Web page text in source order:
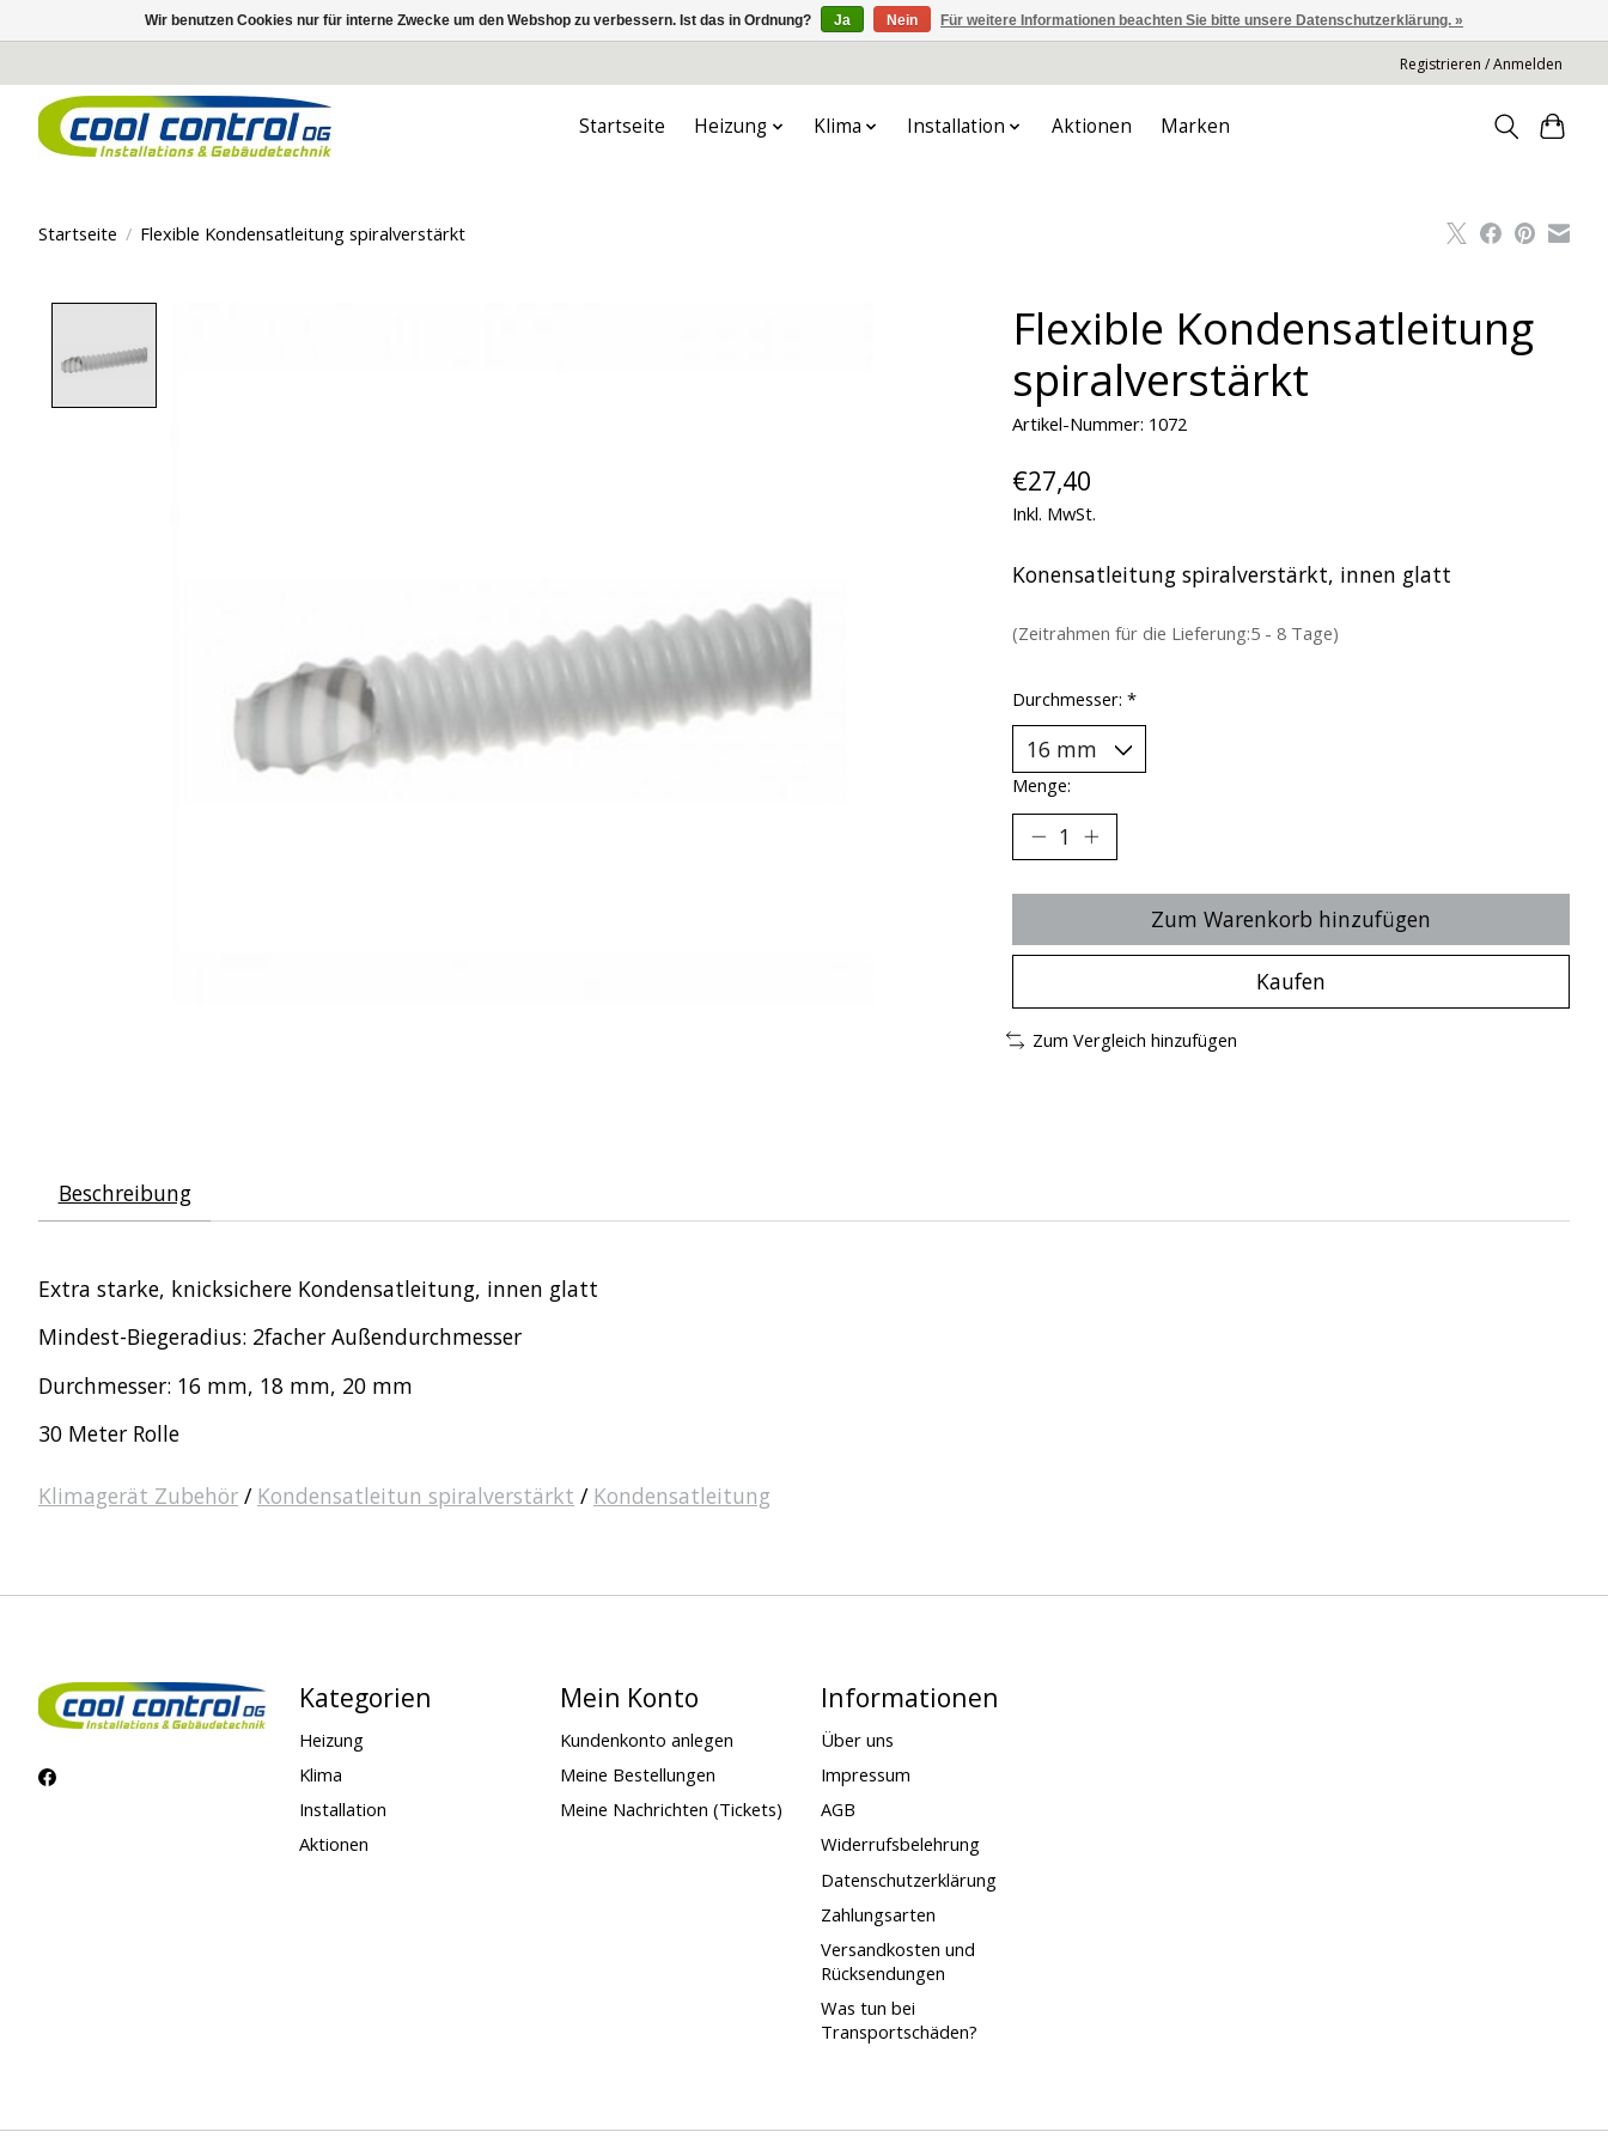
Registrieren / Anmelden
Startseite Heizung Klima Installation Aktionen Marken
Startseite / Flexible Kondensatleitung spiralverstärkt
Flexible Kondensatleitung
spiralverstärkt
Artikel-Nummer: 1072
€27,40
Inkl. MwSt.
Konensatleitung spiralverstärkt, innen glatt
(Zeitrahmen für die Lieferung:5 - 8 Tage)
Durchmesser: *
Menge:
Zum Warenkorb hinzufügen
Kaufen
Zum Vergleich hinzufügen
Beschreibung
Extra starke, knicksichere Kondensatleitung, innen glatt
Mindest-Biegeradius: 2facher Außendurchmesser
Durchmesser: 16 mm, 18 mm, 20 mm
30 Meter Rolle
Klimagerät Zubehör / Kondensatleitun spiralverstärkt / Kondensatleitung
Kategorien
Heizung
Klima
Installation
Aktionen
Mein Konto
Kundenkonto anlegen
Meine Bestellungen
Meine Nachrichten (Tickets)
Informationen
Über uns
Impressum
AGB
Widerrufsbelehrung
Datenschutzerklärung
Zahlungsarten
Versandkosten und
Rücksendungen
Was tun bei
Transportschäden?
Wir benutzen Cookies nur für interne Zwecke um den Webshop zu verbessern. Ist das in Ordnung? Ja Nein Für weitere Informationen beachten Sie bitte unsere Datenschutzerklärung. »